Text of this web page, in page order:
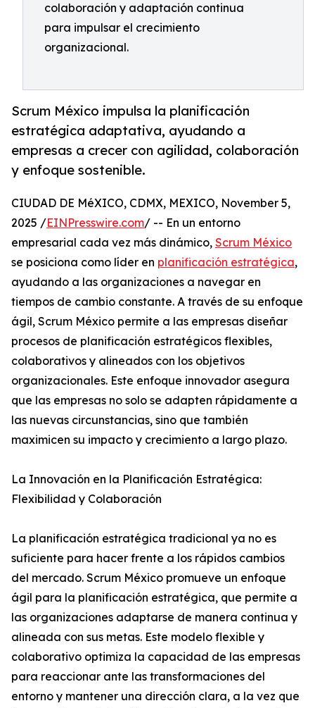
colaboración y adaptación continua
para impulsar el crecimiento
organizacional.
Scrum México impulsa la planificación
estratégica adaptativa, ayudando a
empresas a crecer con agilidad, colaboración
y enfoque sostenible.
CIUDAD DE MéXICO, CDMX, MEXICO, November 5,
2025 /EINPresswire.com/ -- En un entorno
empresarial cada vez más dinámico, Scrum México
se posiciona como líder en planificación estratégica,
ayudando a las organizaciones a navegar en
tiempos de cambio constante. A través de su enfoque
ágil, Scrum México permite a las empresas diseñar
procesos de planificación estratégicos flexibles,
colaborativos y alineados con los objetivos
organizacionales. Este enfoque innovador asegura
que las empresas no solo se adapten rápidamente a
las nuevas circunstancias, sino que también
maximicen su impacto y crecimiento a largo plazo.
La Innovación en la Planificación Estratégica:
Flexibilidad y Colaboración
La planificación estratégica tradicional ya no es
suficiente para hacer frente a los rápidos cambios
del mercado. Scrum México promueve un enfoque
ágil para la planificación estratégica, que permite a
las organizaciones adaptarse de manera continua y
alineada con sus metas. Este modelo flexible y
colaborativo optimiza la capacidad de las empresas
para reaccionar ante las transformaciones del
entorno y mantener una dirección clara, a la vez que